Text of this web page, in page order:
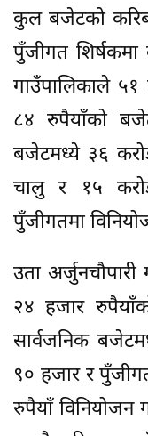
कुल बजेटको करिब
पुँजीगत शिर्षकमा
गाउँपालिकाले
८४ रुपैयाँको
बजेटमध्ये ३६
चालु र १५
पुँजीगतमा
उता
२४ हजार
सार्वजनिक
९० हजार र
रुपैयाँ विनियोजन